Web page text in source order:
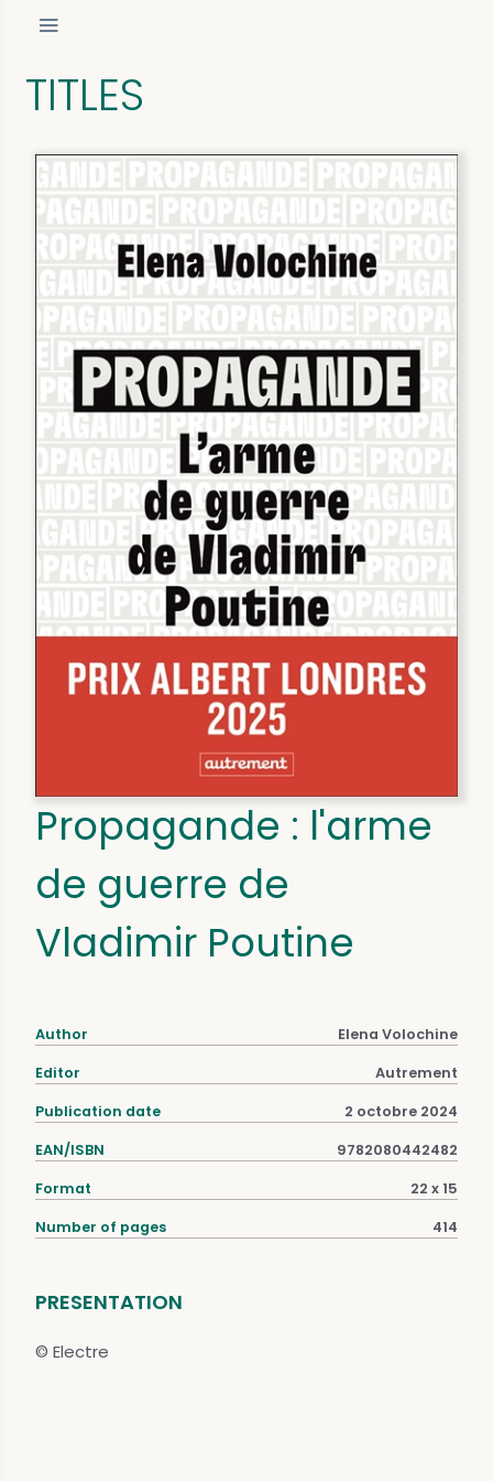
TITLES
Propagande : l'arme
de guerre de
Vladimir Poutine
Author Elena Volochine
Editor Autrement
Publication date 2 octobre 2024
EAN/ISBN 9782080442482
Format 22 x 15
Number of pages 414
PRESENTATION
© Electre